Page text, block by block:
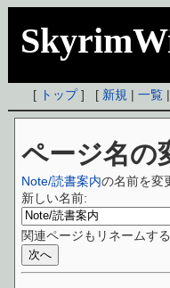
[ トップ] [ 新規 |一覧
ページ名の
Note/読書案内の名前を変
新しい名前:
関連ページもリネームする